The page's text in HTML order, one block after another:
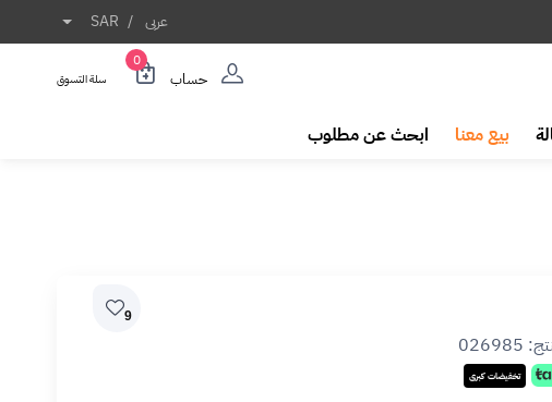
عربى /
SAR
حساب
0
سلة التسوق
بيع معنا ابحث عن مطلوب
9
026985
تخفيضات كبرى